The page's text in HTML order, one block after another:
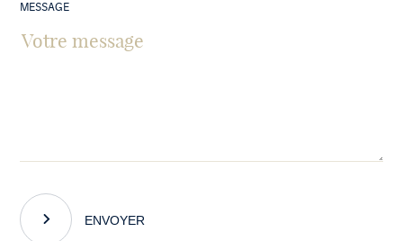
MESSAGE
ENVOYER